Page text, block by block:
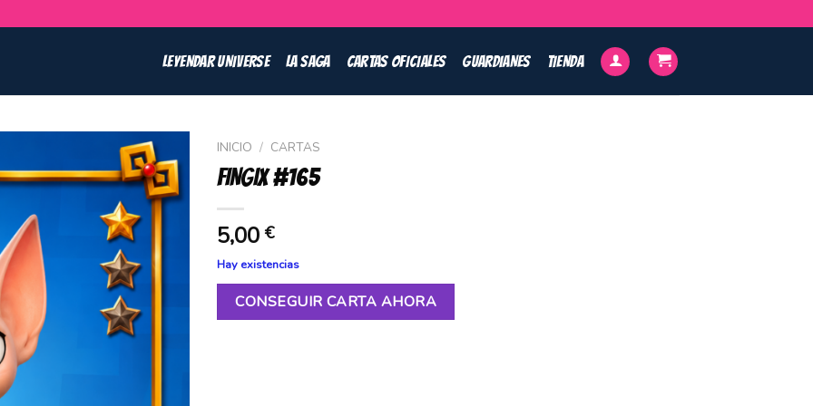
LEYENDAR UNIVERSE LA SAGA CARTAS OFICIALES GUARDIANES TIENDA
INICIO / CARTAS
FINGIX #165
5,00 €
Hay existencias
CONSEGUIR CARTA AHORA